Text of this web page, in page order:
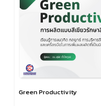
Green Productivity